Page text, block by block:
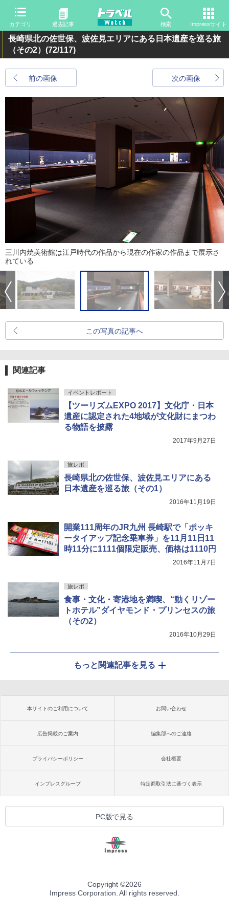
カテゴリ 過去記事 検索 Impressサイト
長崎県北の佐世保、波佐見エリアにある日本遺産を巡る旅
（その2） (72/117)
前の画像 次の画像
三川内焼美術館は江戸時代の作品から現在の作家の作品まで展示さ
れている
この写真の記事へ
関連記事
イベントレポート
【ツーリズムEXPO 2017】文化庁・日本
遺産に認定された4地域が文化財にまつわ
る物語を披露
2017年9月27日
旅レポ
長崎県北の佐世保、波佐見エリアにある
日本遺産を巡る旅（その1）
2016年11月19日
開業111周年のJR九州 長崎駅で「ポッキ
ータイアップ記念乗車券」を11月11日11
時11分に1111個限定販売、価格は1110円
2016年11月7日
旅レポ
食事・文化・寄港地を満喫、“動くリゾー
トホテル”ダイヤモンド・プリンセスの旅
（その2）
2016年10月29日
もっと関連記事を見る
本サイトのご利用について お問い合わせ
広告掲載のご案内 編集部へのご連絡
プライバシーポリシー 会社概要
インプレスグループ 特定商取引法に基づく表示
PC版で見る
Copyright ©2026
Impress Corporation. All rights reserved.